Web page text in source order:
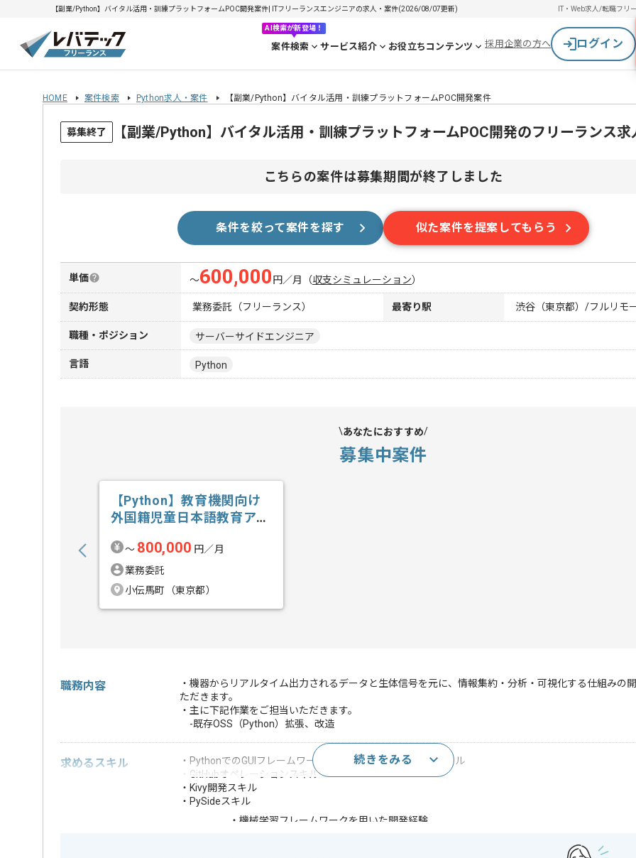
【副業/Python】バイタル活用・訓練プラットフォームPOC開発案件| ITフリーランスエンジニアの求人・案件(2026/08/07更新) IT・Web求人/転職フリ
AI検索が新登場！
案件検索 サービス紹介 お役立ちコンテンツ 採用企業の方へ ログイン
HOME 案件検索 Python求人・案件 【副業/Python】バイタル活用・訓練プラットフォームPOC開発案件
募集終了 【副業/Python】バイタル活用・訓練プラットフォームPOC開発のフリーランス
こちらの案件は募集期間が終了しました
条件を絞って案件を探す 似た案件を提案してもらう
単価 〜600,000 円／月 （収支シミュレーション）
契約形態 業務委託（フリーランス） 最寄り駅 渋谷（東京都）/フルリモ
職種・ポジション サーバーサイドエンジニア
言語 Python
あなたにおすすめ
募集中案件
【Python】教育機関向け
外国籍児童日本語教育アプ
〜 800,000 円／月
業務委託
小伝馬町（東京都）
職務内容
・機器からリアルタイム出力されるデータと生体信号を元に、情報集約・分析・可視化する仕組みの
ただきます。
・主に下記作業をご担当いただきます。
-既存OSS（Python）拡張、改造
求めるスキル
・PythonでのGUIフレームワーク上アプリケーション開発スキル
・GitHubオペレーションスキル
・Kivy開発スキル
・PySideスキル
・機械学習フレームワークを用いた開発経験
※上記に似た経験やスキルをお持ちであれば申し込み可能なケースもございます！まずはお気軽にご相談ください！
続きをみる